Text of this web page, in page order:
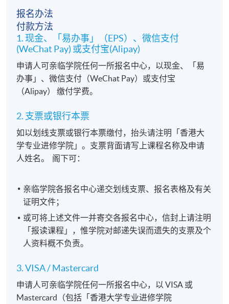
报名办法
付款方法
1. 现金、「易办事」（EPS）、微信支付
(WeChat Pay) 或支付宝(Alipay)
申请人可亲临学院任何一所报名中心，以现金、「易
办事」、微信支付（WeChat Pay）或支付宝
（Alipay） 缴付学费。
2. 支票或银行本票
如以划线支票或银行本票缴付，抬头请注明「香港大
学专业进修学院」。支票背面请写上课程名称及申请
人姓名。 阁下可：
亲临学院各报名中心递交划线支票、报名表格及有关
证明文件；
或可将上述文件一并寄交各报名中心，信封上请注明
「报读课程」，惟学院对邮递失误而遗失的支票及个
人资料概不负责。
3. VISA / Mastercard
申请人可亲临学院任何一所报名中心，以 VISA 或
Mastercard（包括「香港大学专业进修学院